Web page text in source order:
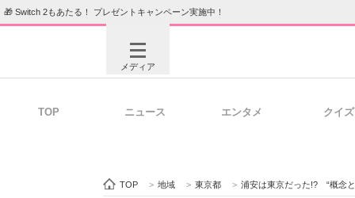
🎁 Switch 2もあたる！ プレゼントキャンペーン実施中！
メディア
TOP ニュース エンタメ クイズ
TOP > 地域 > 東京都 > 浦安は東京だった!? “概念とし